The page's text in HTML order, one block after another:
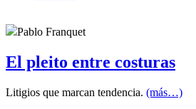
Pablo Franquet
El pleito entre costuras
Litigios que marcan tendencia. (más…)